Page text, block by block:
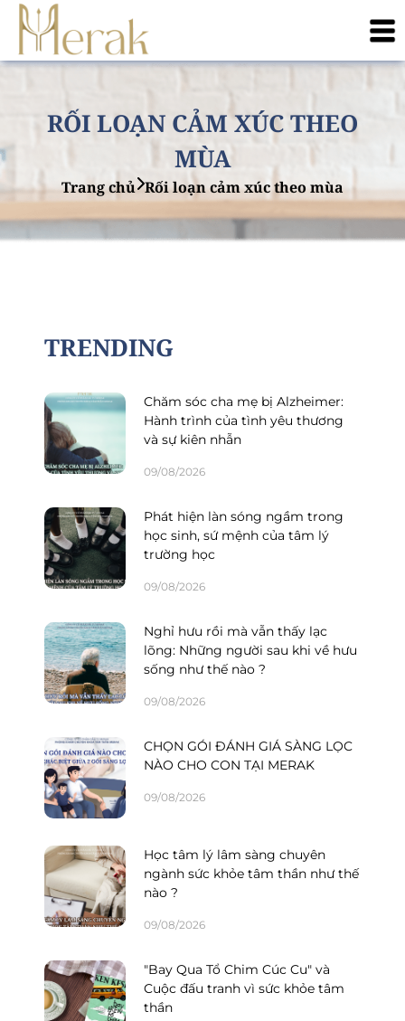
RỐI LOẠN CẢM XÚC THEO
MÙA
Trang chủ Rối loạn cảm xúc theo mùa
TRENDING
Chăm sóc cha mẹ bị Alzheimer:
Hành trình của tình yêu thương
và sự kiên nhẫn
09/08/2026
Phát hiện làn sóng ngầm trong
học sinh, sứ mệnh của tâm lý
trường học
09/08/2026
Nghỉ hưu rồi mà vẫn thấy lạc
lõng: Những người sau khi về hưu
sống như thế nào ?
09/08/2026
CHỌN GÓI ĐÁNH GIÁ SÀNG LỌC
NÀO CHO CON TẠI MERAK
09/08/2026
Học tâm lý lâm sàng chuyên
ngành sức khỏe tâm thần như thế
nào ?
09/08/2026
"Bay Qua Tổ Chim Cúc Cu" và
Cuộc đấu tranh vì sức khỏe tâm
thần